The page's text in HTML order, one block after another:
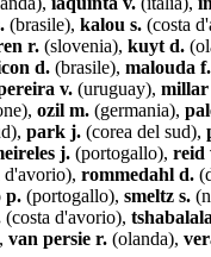
(brasile), kalou s. (costa
r. (slovenia), kuyt d.
d. (brasile), malouda f.
v. (uruguay),
ozil m. (germania),
park j. (corea del sud),
j. (portogallo), reid
d'avorio), rommedahl d.
p. (portogallo), smeltz s.
(costa d'avorio),
van persie r. (olanda),